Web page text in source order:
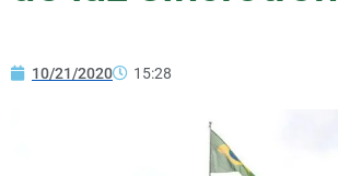
10/21/2020 15:28